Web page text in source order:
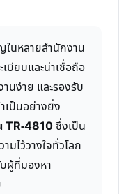
นหลายสำนักงาน
บียบและน่าเชื่อถือ
นง่าย และรองรับ
เป็นอย่างยิ่ง
TR-4810ซึ่งเป็น
มไว้วางใจทั่วโลก
ผู้ที่มองหา